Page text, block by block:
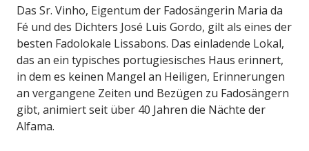
Das Sr. Vinho, Eigentum der Fadosängerin Maria da
Fé und des Dichters José Luis Gordo, gilt als eines der
besten Fadolokale Lissabons. Das einladende Lokal,
das an ein typisches portugiesisches Haus erinnert,
in dem es keinen Mangel an Heiligen, Erinnerungen
an vergangene Zeiten und Bezügen zu Fadosängern
gibt, animiert seit über 40 Jahren die Nächte der
Alfama.